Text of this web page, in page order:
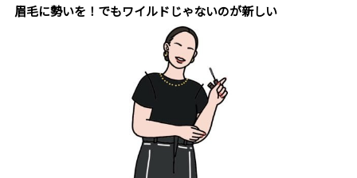
眉毛に勢いを！でもワイルドじゃないのが新しい